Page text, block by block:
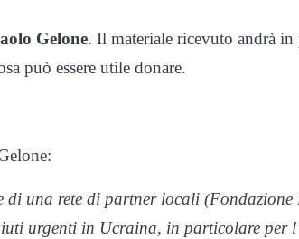
Gelone. Il materiale ricevuto andrà in
può essere utile donare.
di una rete di partner locali
urgenti in Ucraina, in particolare per